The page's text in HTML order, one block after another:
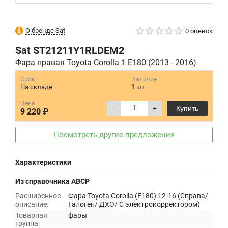
О бренде Sat 0 оценок
Sat ST21211Y1RLDEM2
Фара правая Toyota Corolla 1 E180 (2013 - 2016)
Срок
На складе
Наличие
1 шт.
Цена
9 220 ₽ – + Купить
Посмотреть другие предложения
Характеристики
Из справочника ABCP
Расширенное
описание:
Фара Toyota Corolla (E180) 12-16 (Справа/
Галоген/ ДХО/ С электрокорректором)
Товарная
группа:
фары